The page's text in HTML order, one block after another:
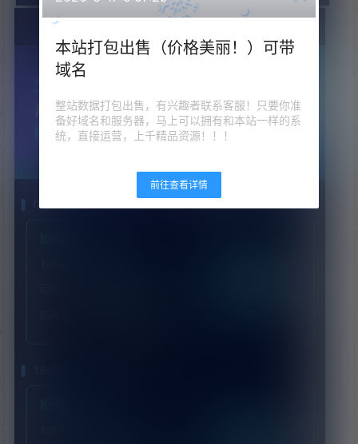
本站打包出售（价格美丽！）可带
域名
整站数据打包出售，有兴趣者联系客服！只要你准
备好域名和服务器，马上可以拥有和本站一样的系
统，直接运营，上千精品资源！！！
前往查看详情